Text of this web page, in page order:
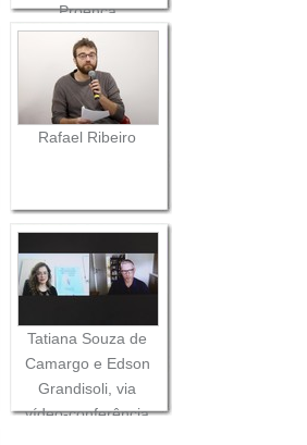
Proença
Rafael Ribeiro
Tatiana Souza de
Camargo e Edson
Grandisoli, via
vídeo-conferência